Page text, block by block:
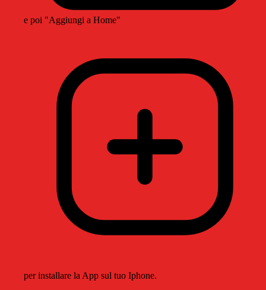
e poi "Aggiungi a Home"
per installare la App sul tuo Iphone.